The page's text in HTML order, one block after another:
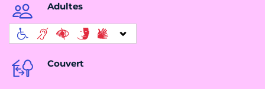
Adultes
Couvert